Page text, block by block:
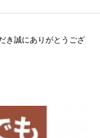
き誠にありがとうござ